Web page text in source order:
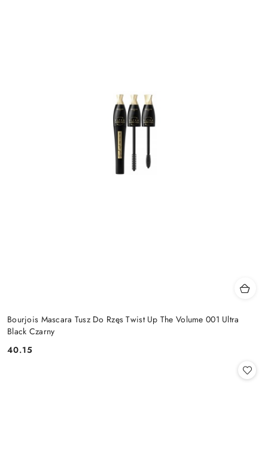
Bourjois Mascara Tusz Do Rzęs Twist Up The Volume 001 Ultra
Black Czarny
Cena:
40.15